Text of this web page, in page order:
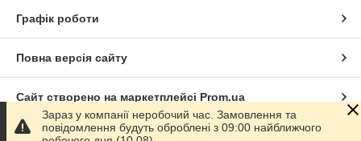
Графік роботи
Повна версія сайту
Сайт створено на маркетплейсі Prom.ua
Політика конфіденційності
Зараз у компанії неробочий час. Замовлення та
повідомлення будуть оброблені з 09:00 найближчого